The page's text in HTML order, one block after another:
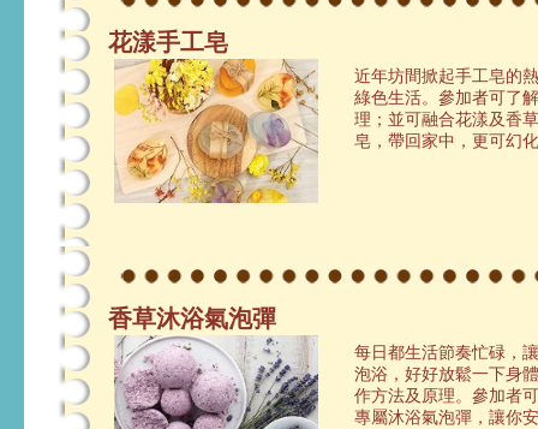
花漾手工皂
近年坊間掀起手工皂的
綠色生活。參加者可了
理；並可融合花漾及香
皂，帶回家中，更可幻
香草沐浴氣泡彈
每日都生活節奏忙碌，
泡浴，好好放鬆一下身
作方法及原理。參加者
專屬沐浴氣泡彈，讓你